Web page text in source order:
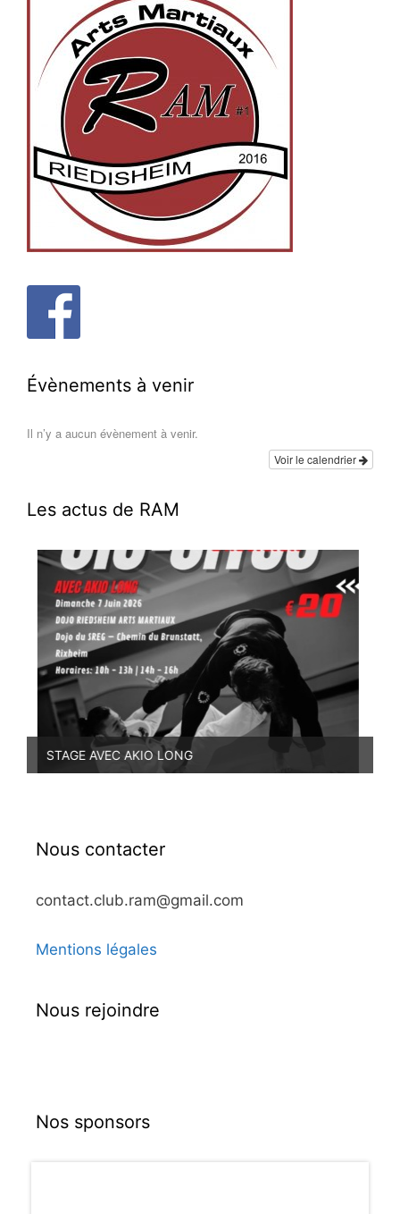
Évènements à venir
Il n’y a aucun évènement à venir.
Voir le calendrier
Les actus de RAM
STAGE AVEC AKIO LONG
Nous contacter
contact.club.ram@gmail.com
Mentions légales
Nous rejoindre
Nos sponsors